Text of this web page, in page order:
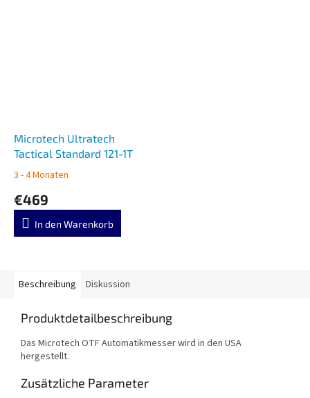
Microtech Ultratech
Tactical Standard 121-1T
3 - 4 Monaten
€469
In den Warenkorb
Beschreibung Diskussion
Produktdetailbeschreibung
Das Microtech OTF Automatikmesser wird in den USA
hergestellt.
Zusätzliche Parameter